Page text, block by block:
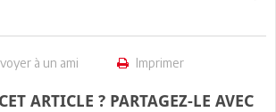
à un ami Imprimer
ARTICLE ? PARTAGEZ-LE AVEC